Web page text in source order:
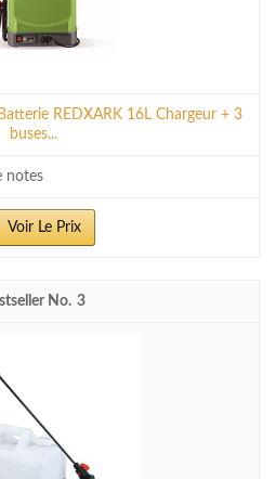
REDXARK 16L Chargeur + 3
buses...
notes
Voir Le Prix
3